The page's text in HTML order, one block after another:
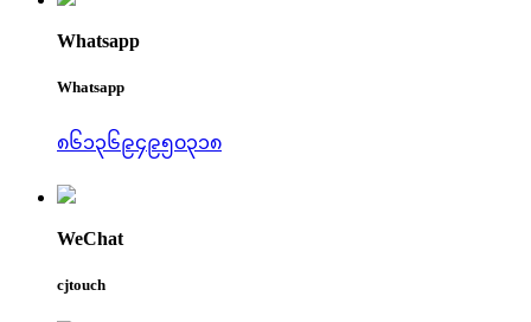
Whatsapp
Whatsapp
၈၆၁၃၆၉၄၉၅၀၃၁၈
WeChat
cjtouch